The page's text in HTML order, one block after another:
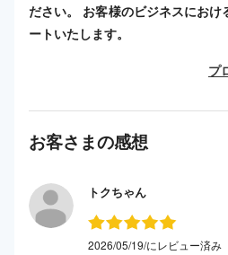
ださい。 お客様のビジネスにお
ートいたします。
プ
お客さまの感想
トクちゃん
2026/05/19/にレビュー済み